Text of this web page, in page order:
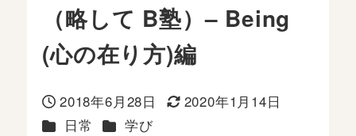
（略して B塾）– Being
(心の在り方)編
投稿日
2018年6月28日
更新日
2020年1月14日
カテゴリー
日常 カテゴリー
学び